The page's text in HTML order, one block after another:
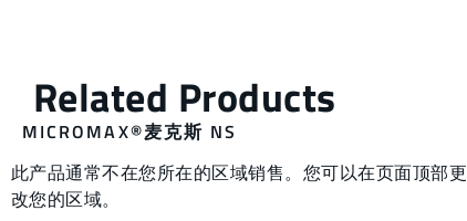
MICROMAX®麦克斯 NS
此产品通常不在您所在的区域销售。您可以在页面顶部更
改您的区域。